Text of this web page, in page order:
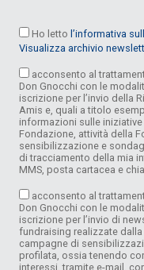
Ho letto l’informativa
Visualizza archivio
acconsento al
Don Gnocchi con le
iscrizione per l’invio della
Amis e, quali a titolo
informazioni sulle
Fondazione, attività della
sensibilizzazione e
di tracciamento della mia
MMS, posta cartacea e
acconsento al
Don Gnocchi con le
iscrizione per l’invio di
fundraising realizzate
campagne di
profilata, ossia tenendo
interessi, tramite e-mail,